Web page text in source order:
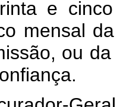
e
mensal
ou